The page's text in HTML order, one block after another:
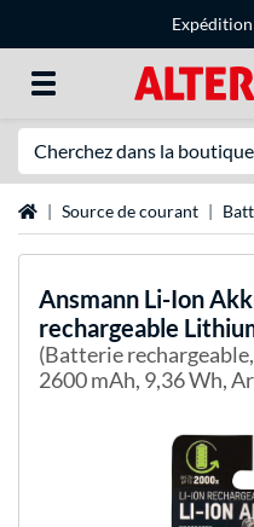
Page d'accueil
Source de courant
Ansmann Li-Ion
rechargeable
(Batterie
2600 mAh, 9,36 Wh,